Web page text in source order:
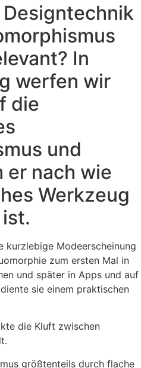
In
werfen wir
die
und
er nach wie
Werkzeug
kurzlebige Modeerscheinung
zum ersten Mal in
und später in Apps und auf
sie einem praktischen
die Kluft zwischen
größtenteils durch flache